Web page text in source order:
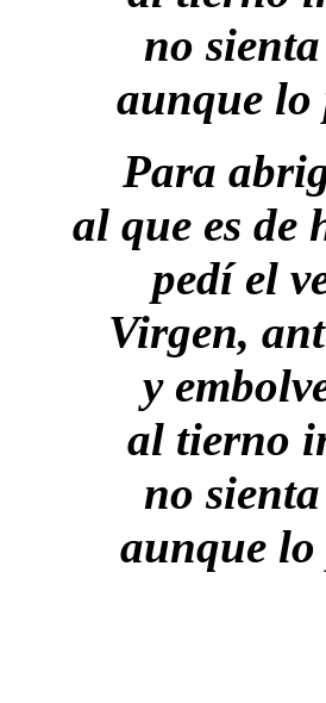
no
aunque lo
Para
al que es de
pedí el
Virgen,
y
al tierno
no
aunque